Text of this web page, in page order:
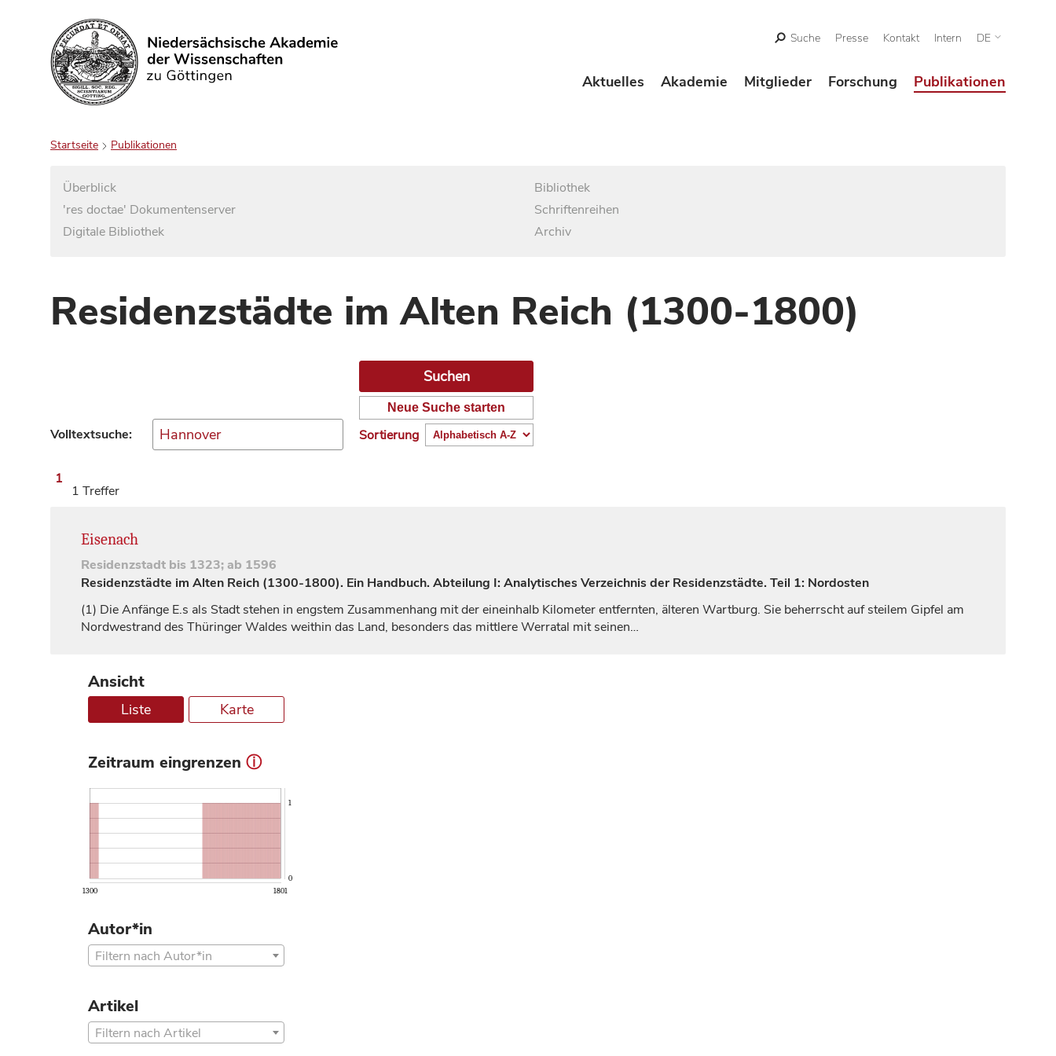
Suchen
Suche Presse Kontakt Intern DE
Aktuelles Akademie Mitglieder Forschung Publikationen
Startseite Publikationen
Überblick
'res doctae' Dokumentenserver
Digitale Bibliothek
Bibliothek
Schriftenreihen
Archiv
Residenzstädte im Alten Reich (1300-1800)
Volltextsuche:
Neue Suche starten
Sortierung
1
1 Treffer
Eisenach
Residenzstadt bis 1323; ab 1596
Residenzstädte im Alten Reich (1300-1800). Ein Handbuch. Abteilung I: Analytisches Verzeichnis der Residenzstädte. Teil 1: Nordosten
(1) Die Anfänge E.s als Stadt stehen in engstem Zusammenhang mit der eineinhalb Kilometer entfernten, älteren Wartburg. Sie beherrscht auf steilem Gipfel am
Nordwestrand des Thüringer Waldes weithin das Land, besonders das mittlere Werratal mit seinen…
Ansicht
Liste Karte
Zeitraum eingrenzen ⓘ
1300 1801
0
1
Autor*in
Filtern nach Autor*in
Artikel
Filtern nach Artikel